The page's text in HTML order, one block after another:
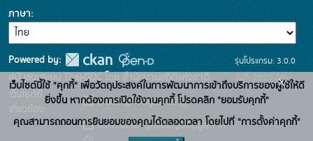
ภาษา
Powered by:
สนับสนุนระบบ Thai-GDC โดย สำนักงานสถิติแห่งชาติ
เว็บไซต์ที่
เกี่ยวข้อง:
ระบบบัญชีข้อมูลภาครัฐ
บริการนามานุกรมบัญชีข้อมูลภาค
รุ่นโปรแกรม: 3.0.0
วันที่: 2025-06-
26
เว็บไซต์นี้ใช้ "คุกกี้" เพื่อวัตถุประสงค์ในการพัฒนาการเข้าถึงบริการของผู้ใช้ให้ดี
ยิ่งขึ้น หากต้องการเปิดใช้งานคุกกี้ โปรดคลิก "ยอมรับคุกกี้"
คุณสามารถถอนการยินยอมของคุณได้ตลอดเวลา โดยไปที่ "การตั้งค่าคุกกี้"
x